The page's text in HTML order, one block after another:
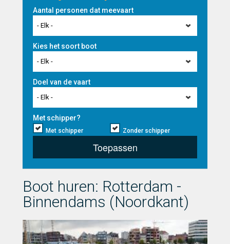
Aantal personen dat meevaart
- Elk -
Kies het soort boot
- Elk -
Doel van de vaart
- Elk -
Met schipper?
Met schipper Zonder schipper
Toepassen
Boot huren: Rotterdam -
Binnendams (Noordkant)